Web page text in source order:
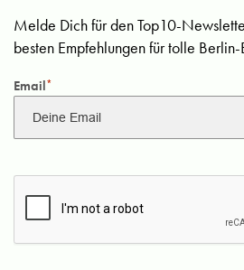
Melde Dich für den Top10-
besten Empfehlungen für tolle
Email*